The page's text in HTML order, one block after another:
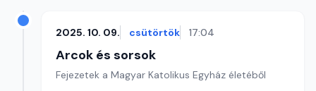
2025. 10. 09. csütörtök 17:04
Arcok és sorsok
Fejezetek a Magyar Katolikus Egyház életéből